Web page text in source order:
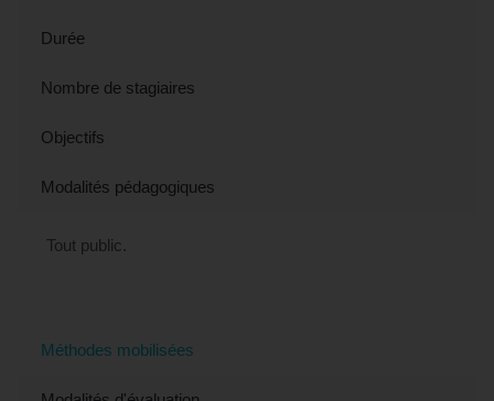
Durée
Nombre de stagiaires
Objectifs
Modalités pédagogiques
Tout public.
Méthodes mobilisées